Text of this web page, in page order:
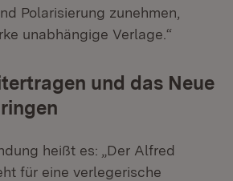
Polarisierung zunehmen,
unabhängige Verlage.“
und das Neue
heißt es: „Der Alfred
für eine verlegerische